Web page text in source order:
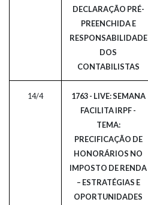
DECLARAÇÃO PRÉ-
PREENCHIDA E
RESPONSABILIDADE
DOS
CONTABILISTAS
14/4
1763 - LIVE: SEMANA
FACILITA IRPF -
TEMA:
PRECIFICAÇÃO DE
HONORÁRIOS NO
IMPOSTO DE RENDA
– ESTRATÉGIAS E
OPORTUNIDADES